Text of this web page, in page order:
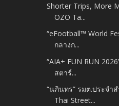
Shorter Trips, More
OZO Ta...
“eFootball™ World
กลางก...
“AIA+ FUN RUN
สตาร์...
“นภินทร” รมต.ประจำ
Thai Street...